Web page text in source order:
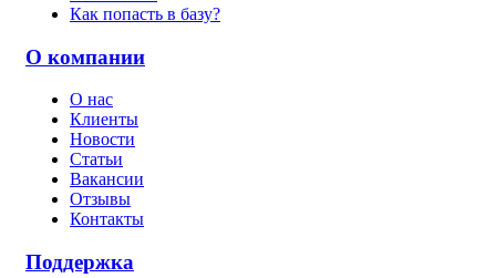
Как попасть в базу?
О компании
О нас
Клиенты
Новости
Статьи
Вакансии
Отзывы
Контакты
Поддержка